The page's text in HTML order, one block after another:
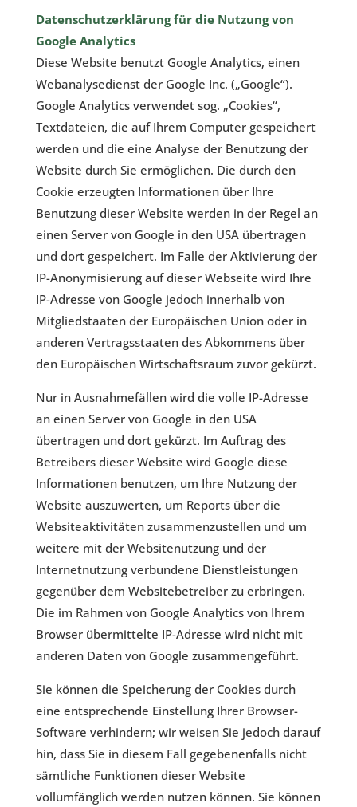
Datenschutzerklärung für die Nutzung von
Google Analytics
Diese Website benutzt Google Analytics, einen
Webanalysedienst der Google Inc. („Google“).
Google Analytics verwendet sog. „Cookies“,
Textdateien, die auf Ihrem Computer gespeichert
werden und die eine Analyse der Benutzung der
Website durch Sie ermöglichen. Die durch den
Cookie erzeugten Informationen über Ihre
Benutzung dieser Website werden in der Regel an
einen Server von Google in den USA übertragen
und dort gespeichert. Im Falle der Aktivierung der
IP-Anonymisierung auf dieser Webseite wird Ihre
IP-Adresse von Google jedoch innerhalb von
Mitgliedstaaten der Europäischen Union oder in
anderen Vertragsstaaten des Abkommens über
den Europäischen Wirtschaftsraum zuvor gekürzt.
Nur in Ausnahmefällen wird die volle IP-Adresse
an einen Server von Google in den USA
übertragen und dort gekürzt. Im Auftrag des
Betreibers dieser Website wird Google diese
Informationen benutzen, um Ihre Nutzung der
Website auszuwerten, um Reports über die
Websiteaktivitäten zusammenzustellen und um
weitere mit der Websitenutzung und der
Internetnutzung verbundene Dienstleistungen
gegenüber dem Websitebetreiber zu erbringen.
Die im Rahmen von Google Analytics von Ihrem
Browser übermittelte IP-Adresse wird nicht mit
anderen Daten von Google zusammengeführt.
Sie können die Speicherung der Cookies durch
eine entsprechende Einstellung Ihrer Browser-
Software verhindern; wir weisen Sie jedoch darauf
hin, dass Sie in diesem Fall gegebenenfalls nicht
sämtliche Funktionen dieser Website
vollumfänglich werden nutzen können. Sie können